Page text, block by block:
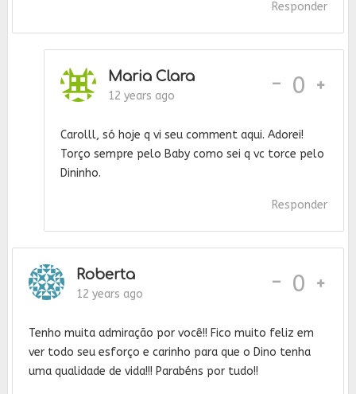
Responder
Maria Clara
12 years ago - 0
Carolll, só hoje q vi seu comment aqui. Adorei!
Torço sempre pelo Baby como sei q vc torce pelo
Dininho.
Responder
Roberta
12 years ago - 0
Tenho muita admiração por você!! Fico muito feliz em
ver todo seu esforço e carinho para que o Dino tenha
uma qualidade de vida!!! Parabéns por tudo!!